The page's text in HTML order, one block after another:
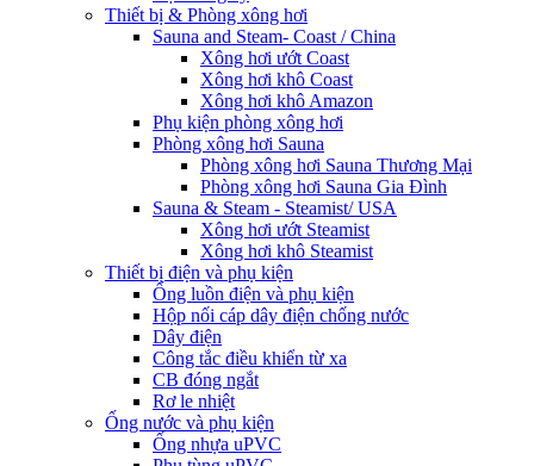
Thiết bị & Phòng xông hơi
Sauna and Steam- Coast / China
Xông hơi ướt Coast
Xông hơi khô Coast
Xông hơi khô Amazon
Phụ kiện phòng xông hơi
Phòng xông hơi Sauna
Phòng xông hơi Sauna Thương Mại
Phòng xông hơi Sauna Gia Đình
Sauna & Steam - Steamist/ USA
Xông hơi ướt Steamist
Xông hơi khô Steamist
Thiết bị điện và phụ kiện
Ống luồn điện và phụ kiện
Hộp nối cáp dây điện chống nước
Dây điện
Công tắc điều khiển từ xa
CB đóng ngắt
Rơ le nhiệt
Ống nước và phụ kiện
Ống nhựa uPVC